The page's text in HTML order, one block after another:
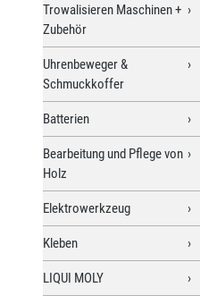
Trowalisieren Maschinen +
Zubehör
Uhrenbeweger &
Schmuckkoffer
Batterien
Bearbeitung und Pflege von
Holz
Elektrowerkzeug
Kleben
LIQUI MOLY